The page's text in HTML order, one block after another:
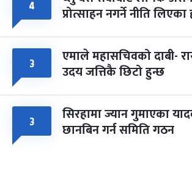
४ प्रोत्साहन नगर्ने नीति लिएका
३ एमाले महासचिवको दाबी-
उदय जत्तिकै छिटो हुन्छ
३ सिरहामा ज्यान गुमाएका
छानबिन गर्न समिति गठन